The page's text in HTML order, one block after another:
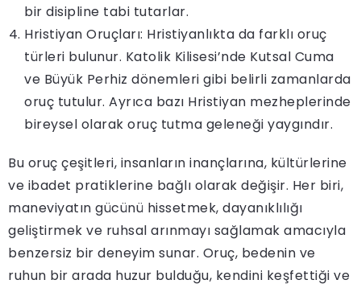
bir disipline tabi tutarlar.
Hristiyan Oruçları: Hristiyanlıkta da farklı oruç
türleri bulunur. Katolik Kilisesi’nde Kutsal Cuma
ve Büyük Perhiz dönemleri gibi belirli zamanlarda
oruç tutulur. Ayrıca bazı Hristiyan mezheplerinde
bireysel olarak oruç tutma geleneği yaygındır.
Bu oruç çeşitleri, insanların inançlarına, kültürlerine
ve ibadet pratiklerine bağlı olarak değişir. Her biri,
maneviyatın gücünü hissetmek, dayanıklılığı
geliştirmek ve ruhsal arınmayı sağlamak amacıyla
benzersiz bir deneyim sunar. Oruç, bedenin ve
ruhun bir arada huzur bulduğu, kendini keşfettiği ve